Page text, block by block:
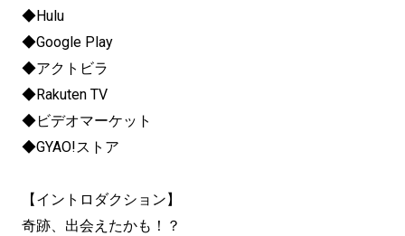
◆Hulu
◆Google Play
◆アクトビラ
◆Rakuten TV
◆ビデオマーケット
◆GYAO!ストア
【イントロダクション】
奇跡、出会えたかも！？